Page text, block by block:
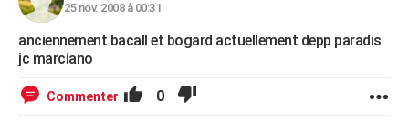
25 nov. 2008 à 00:31
anciennement bacall et bogard actuellement depp paradis
jc marciano
Commenter 0